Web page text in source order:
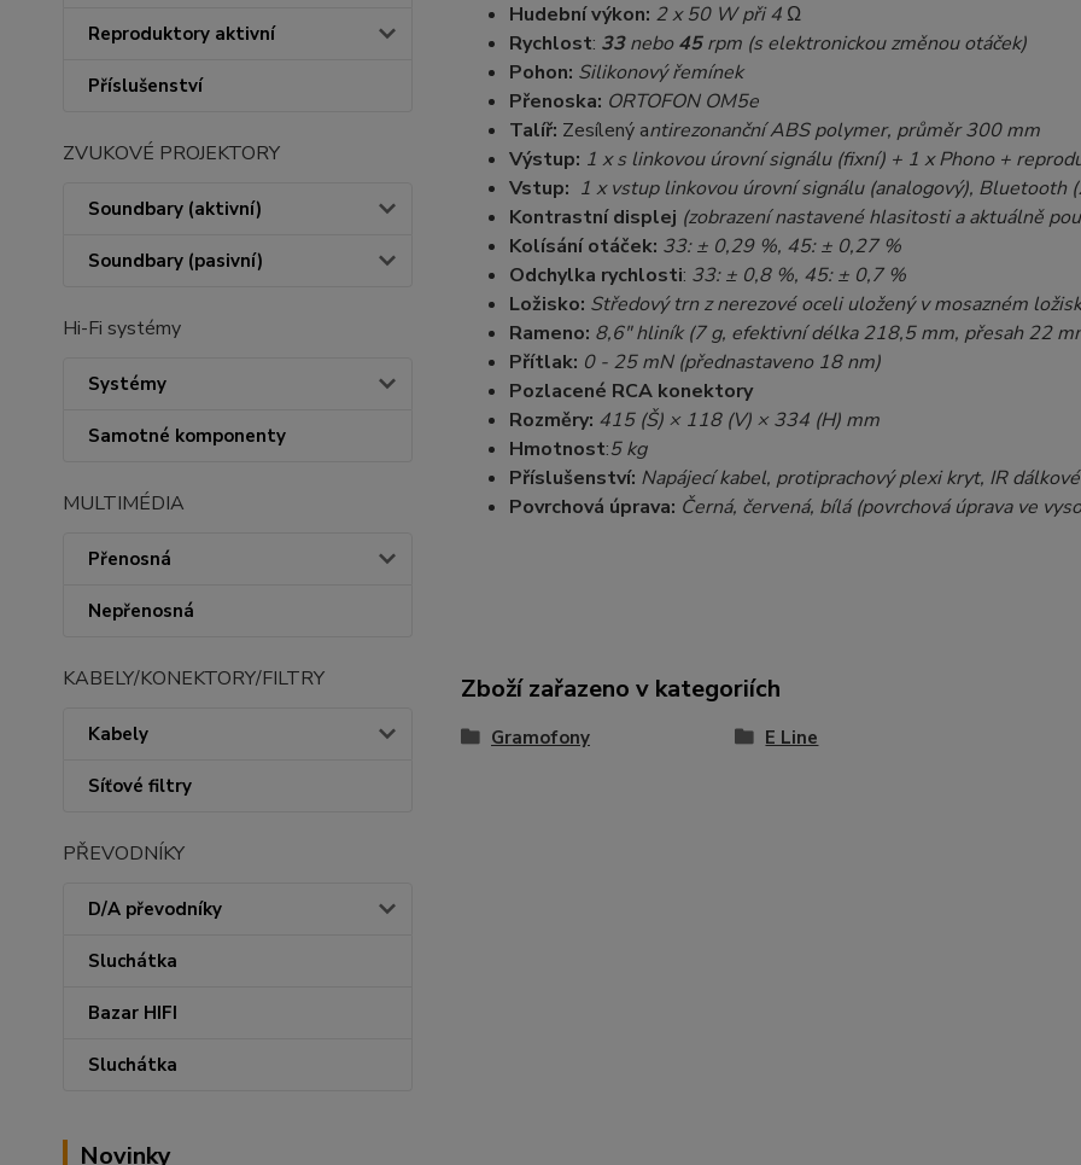
Reproduktory aktivní
Příslušenství
ZVUKOVÉ PROJEKTORY
Soundbary (aktivní)
Soundbary (pasivní)
Hi-Fi systémy
Systémy
Samotné komponenty
MULTIMÉDIA
Přenosná
Nepřenosná
KABELY/KONEKTORY/FILTRY
Kabely
Síťové filtry
PŘEVODNÍKY
D/A převodníky
Sluchátka
Bazar HIFI
Sluchátka
Novinky
Hudební výkon: 2 x 50 W při 4 Ω
Rychlost: 33nebo45rpm (s elektronickou změnou otáček)
Pohon: Silikonový řemínek
Přenoska: ORTOFON OM5e
Talíř: Zesílený antirezonanční ABS polymer, průměr 300 mm
Výstup: 1 x s linkovou úrovní signálu (fixní) + 1 x Phono +
Vstup: 1 x vstup linkovou úrovní signálu (analogový), Bluetooth
Kontrastní displej (zobrazení nastavené hlasitosti a aktuálně
Kolísání otáček: 33: ± 0,29 %, 45: ± 0,27 %
Odchylka rychlosti: 33: ± 0,8 %, 45: ± 0,7 %
Ložisko: Středový trn z nerezové oceli uložený v mosazném
Rameno: 8,6" hliník (7 g, efektivní délka218,5 mm, přesah 22
Přítlak: 0 - 25 mN (přednastaveno 18 nm)
Pozlacené RCA konektory
Rozměry: 415 (Š) × 118 (V) × 334 (H) mm
Hmotnost:5 kg
Příslušenství: Napájecíkabel, protiprachový plexi kryt, IR
Povrchová úprava: Černá, červená, bílá (povrchová úprava ve
Zboží zařazeno v kategoriích
Gramofony E Line